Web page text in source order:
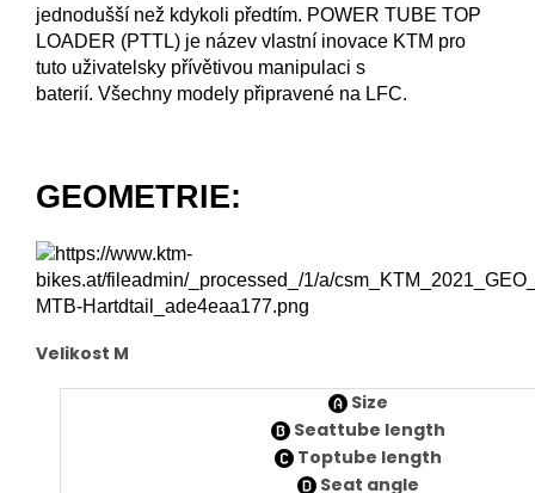
jednodušší než kdykoli předtím. POWER TUBE TOP
LOADER (PTTL) je název vlastní inovace KTM pro
tuto uživatelsky přívětivou manipulaci s
baterií. Všechny modely připravené na LFC.
GEOMETRIE:
Velikost M
Size
Seattube length
Toptube length
Seat angle